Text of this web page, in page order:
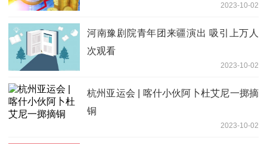
2023-10-02
河南豫剧院青年团来疆演出 吸引上万人
次观看
2023-10-02
杭州亚运会 | 喀什小伙阿卜杜艾尼一掷摘
铜
2023-10-02